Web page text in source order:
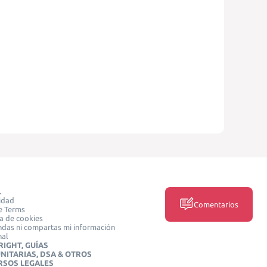
Terms
de cookies
ni compartas mi información
GUÍAS
DSA & OTROS
LEGALES
Comentarios